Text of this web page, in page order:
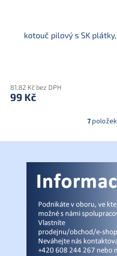
kotouč pilový s SK
81,82 Kč bez DPH
99 Kč
l
c
r
7